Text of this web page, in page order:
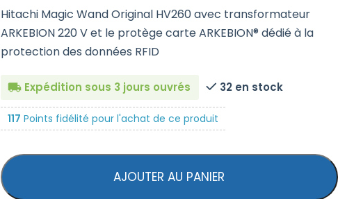
Hitachi Magic Wand Original HV260 avec transformateur
ARKEBION 220 V et le protège carte ARKEBION® dédié à la
protection des données RFID
Expédition sous 3 jours ouvrés 32 en stock
117 Points fidélité pour l'achat de ce produit
AJOUTER AU PANIER